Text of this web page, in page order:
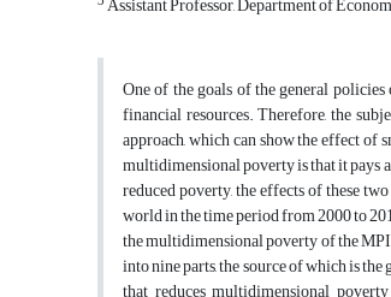
One of the goals of the general
financial resources. Therefore, the
approach, which can show the effect
multidimensional poverty is that it pays
reduced poverty, the effects of these
world in the time period from 2000 to
the multidimensional poverty of the
into nine parts, the source of which is